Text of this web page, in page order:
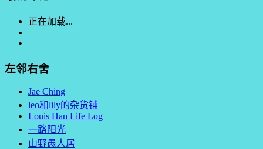
正在加载...
左邻右舍
Jae Ching
leo和lily的杂货铺
Louis Han Life Log
一路阳光
山野愚人居